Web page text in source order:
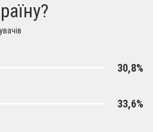
30,8%
33,6%